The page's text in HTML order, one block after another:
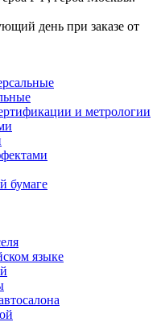
день при заказе от
и метрологии
бумаге
языке